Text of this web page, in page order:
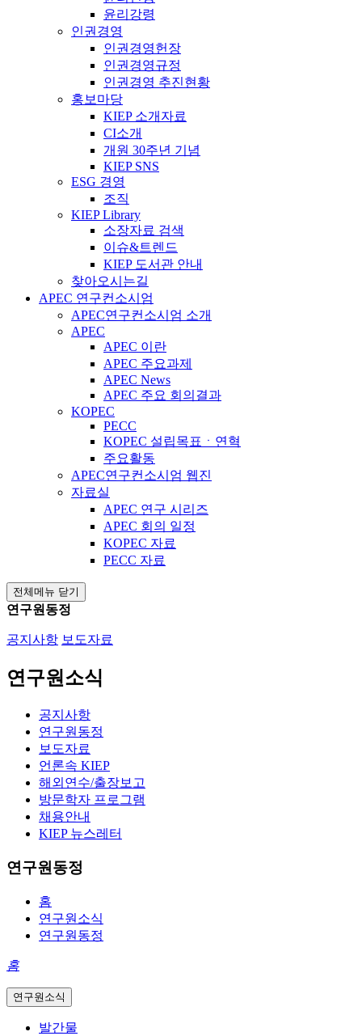
윤리강령
인권경영
인권경영헌장
인권경영규정
인권경영 추진현황
홍보마당
KIEP 소개자료
CI소개
개원 30주년 기념
KIEP SNS
ESG 경영
조직
KIEP Library
소장자료 검색
이슈&트렌드
KIEP 도서관 안내
찾아오시는길
APEC 연구컨소시엄
APEC연구컨소시엄 소개
APEC
APEC 이란
APEC 주요과제
APEC News
APEC 주요 회의결과
KOPEC
PECC
KOPEC 설립목표ㆍ연혁
주요활동
APEC연구컨소시엄 웹진
자료실
APEC 연구 시리즈
APEC 회의 일정
KOPEC 자료
PECC 자료
전체메뉴 닫기
연구원동정
공지사항 보도자료
연구원소식
공지사항
연구원동정
보도자료
언론속 KIEP
해외연수/출장보고
방문학자 프로그램
채용안내
KIEP 뉴스레터
연구원동정
홈
연구원소식
연구원동정
홈
연구원소식
발간물